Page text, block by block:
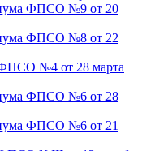
ФПСО №9 от 20
ФПСО №8 от 22
ФПСО №4 от 28 марта
ФПСО №6 от 28
ФПСО №6 от 21